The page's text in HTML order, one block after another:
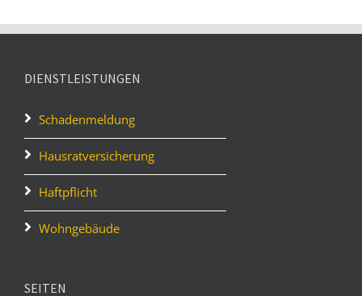
DIENSTLEISTUNGEN
Schadenmeldung
Hausratversicherung
Haftpflicht
Wohngebäude
SEITEN